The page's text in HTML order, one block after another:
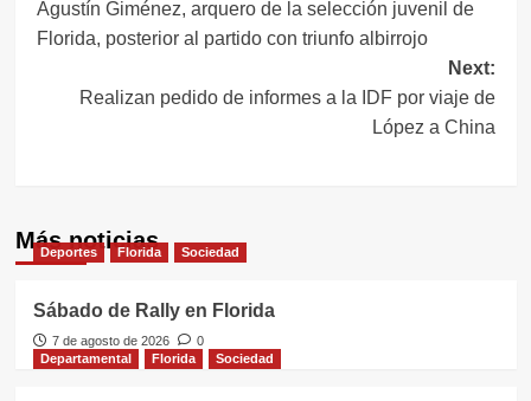
de
entradas
Agustín Giménez, arquero de la selección juvenil de
Florida, posterior al partido con triunfo albirrojo
Next:
Realizan pedido de informes a la IDF por viaje de
López a China
Más noticias
Deportes Florida Sociedad
Sábado de Rally en Florida
7 de agosto de 2026
0
Departamental
Florida Sociedad